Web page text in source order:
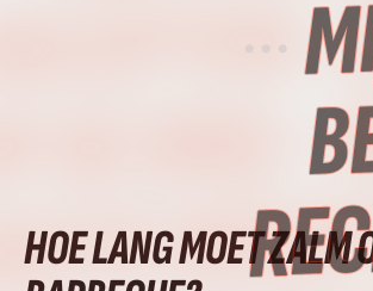
•
DE BBQ –
HOE LANG MOET ZALM